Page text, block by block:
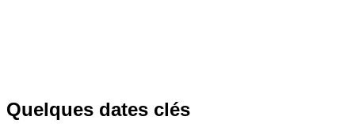
Quelques dates clés